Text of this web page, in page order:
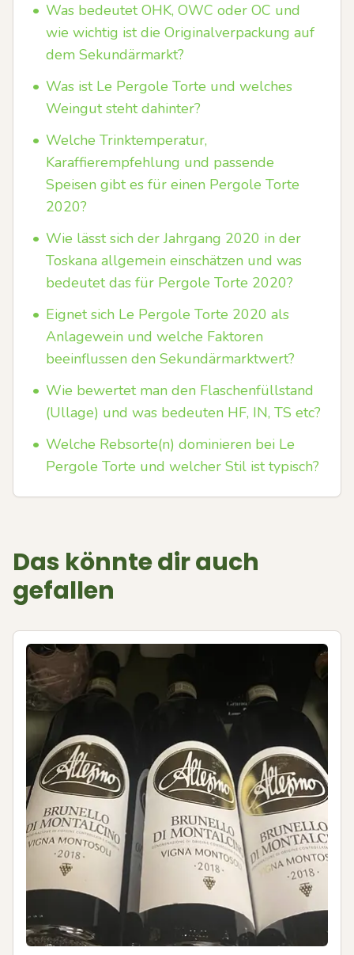
• Was bedeutet OHK, OWC oder OC und
wie wichtig ist die Originalverpackung auf
dem Sekundärmarkt?
• Was ist Le Pergole Torte und welches
Weingut steht dahinter?
• Welche Trinktemperatur,
Karaffierempfehlung und passende
Speisen gibt es für einen Pergole Torte
2020?
• Wie lässt sich der Jahrgang 2020 in der
Toskana allgemein einschätzen und was
bedeutet das für Pergole Torte 2020?
• Eignet sich Le Pergole Torte 2020 als
Anlagewein und welche Faktoren
beeinflussen den Sekundärmarktwert?
• Wie bewertet man den Flaschenfüllstand
(Ullage) und was bedeuten HF, IN, TS etc?
• Welche Rebsorte(n) dominieren bei Le
Pergole Torte und welcher Stil ist typisch?
Das könnte dir auch
gefallen